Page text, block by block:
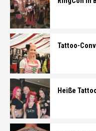
Tattoo-
Heiße